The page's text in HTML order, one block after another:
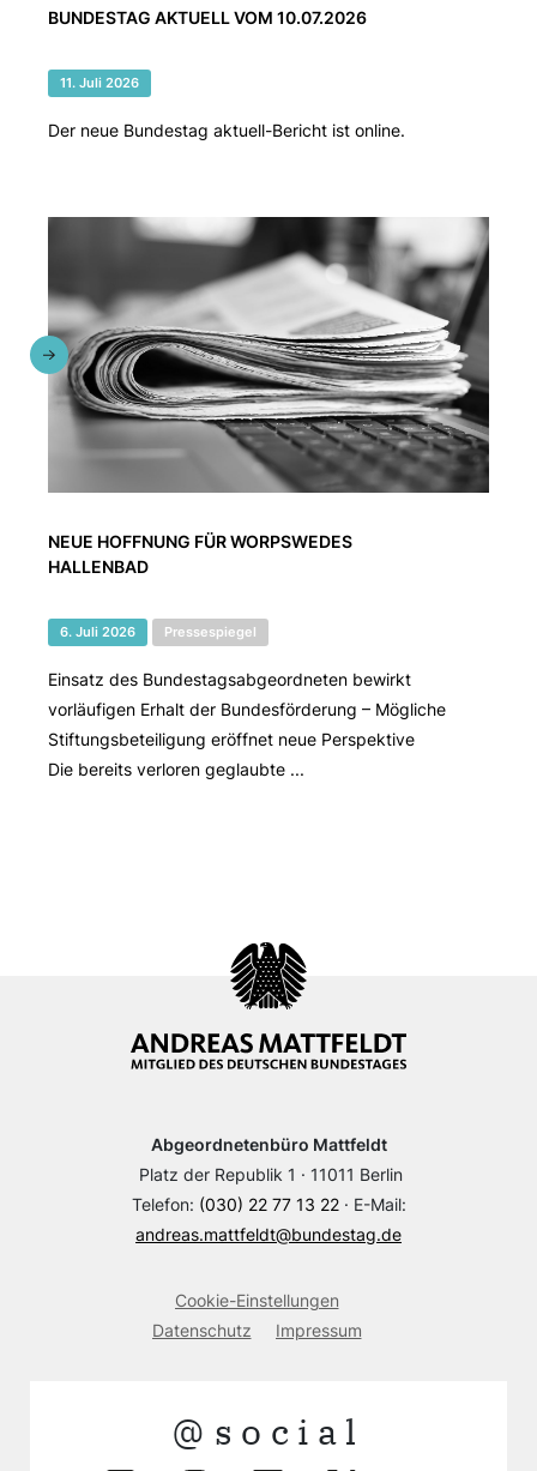
BUNDESTAG AKTUELL VOM 10.07.2026
11. Juli 2026
Der neue Bundestag aktuell-Bericht ist online.
NEUE HOFFNUNG FÜR WORPSWEDES
HALLENBAD
6. Juli 2026 Pressespiegel
Einsatz des Bundestagsabgeordneten bewirkt
vorläufigen Erhalt der Bundesförderung – Mögliche
Stiftungsbeteiligung eröffnet neue Perspektive
Die bereits verloren geglaubte ...
Abgeordnetenbüro Mattfeldt
Platz der Republik 1 · 11011 Berlin
Telefon: (030) 22 77 13 22· E-Mail:
andreas.mattfeldt@bundestag.de
Cookie-Einstellungen
Datenschutz
Impressum
@social